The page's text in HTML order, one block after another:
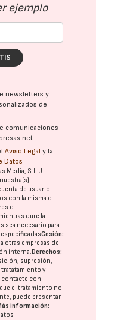
ejemplo
newsletters y
de
comunicaciones
Aviso Legal y la
Datos
Media, S.L.U.
de usuario.
con la misma o
o
dure la
sea necesario para
especificadasCesión:
otras empresas del
interna. Derechos:
supresión,
y
contacte con
el tratamiento no
puede presentar
información: